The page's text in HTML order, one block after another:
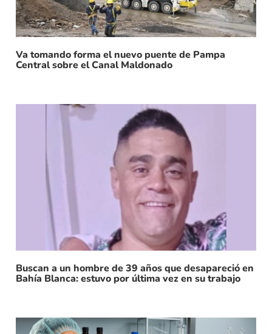
Va tomando forma el nuevo puente de Pampa
Central sobre el Canal Maldonado
Buscan a un hombre de 39 años que desapareció en
Bahía Blanca: estuvo por última vez en su trabajo